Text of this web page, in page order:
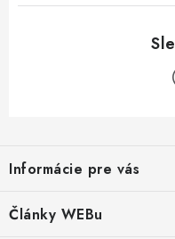
p
ä
Informácie pre vás
Obchodné podmienky
Články WEBu